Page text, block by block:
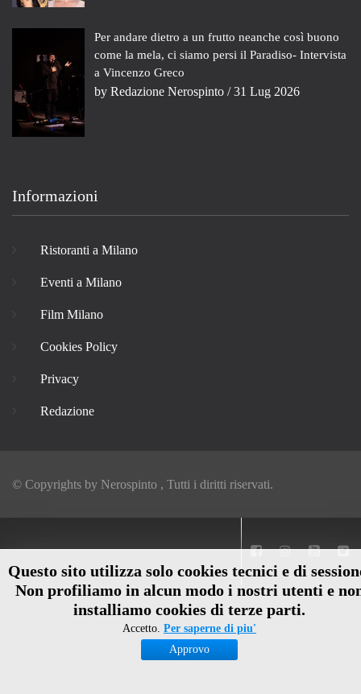
Questo sito utilizza solo cookies tecnici e di
Non profiliamo in alcun modo i nostri utenti e
installiamo cookies di terze parti.
Accetto. Per saperne di piu'
Approvo
Per andare dietro a un frutto neanche così buono
come la mela, ci siamo persi il Paradiso- Intervista
a Vincenzo Greco
by Redazione Nerospinto / 31 Lug 2026
Informazioni
Ristoranti a Milano
Eventi a Milano
Film Milano
Cookies Policy
Privacy
Redazione
© Copyrights by Nerospinto , Tutti i diritti riservati.